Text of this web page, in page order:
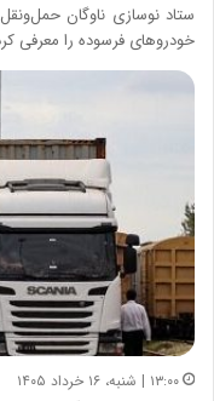
ستاد نوسازی ناوگان
خودروهای فرسوده را معرفی
۱۳:۰۰ | شنبه، ۱۶ خرداد ۱۴۰۵